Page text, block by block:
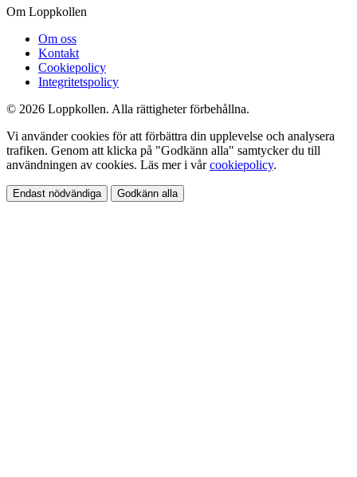
Om Loppkollen
Om oss
Kontakt
Cookiepolicy
Integritetspolicy
© 2026 Loppkollen. Alla rättigheter förbehållna.
Vi använder cookies för att förbättra din upplevelse och analysera
trafiken. Genom att klicka på "Godkänn alla" samtycker du till
användningen av cookies. Läs mer i vårcookiepolicy.
Endast nödvändiga Godkänn alla